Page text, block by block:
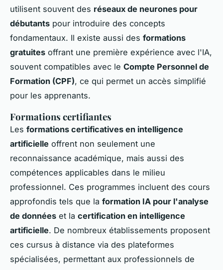
utilisent souvent des réseaux de neurones pour
débutants pour introduire des concepts
fondamentaux. Il existe aussi des formations
gratuites offrant une première expérience avec l'IA,
souvent compatibles avec le Compte Personnel de
Formation (CPF), ce qui permet un accès simplifié
pour les apprenants.
Formations certifiantes
Les formations certificatives en intelligence
artificielle offrent non seulement une
reconnaissance académique, mais aussi des
compétences applicables dans le milieu
professionnel. Ces programmes incluent des cours
approfondis tels que la formation IA pour l'analyse
de données et la certification en intelligence
artificielle. De nombreux établissements proposent
ces cursus à distance via des plateformes
spécialisées, permettant aux professionnels de